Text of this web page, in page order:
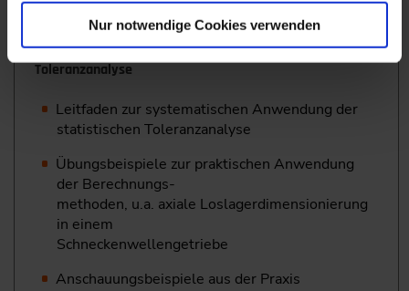
Nur notwendige Cookies verwenden
Praktische Anwendung der statistischen
Toleranzanalyse
Leitfaden zur systematischen Anwendung der
statistischen Toleranzanalyse
Übungsbeispiele zur praktischen Anwendung
der Berechnungs-
methoden, u.a. axiale Loslagerdimensionierung
in einem
Schneckenwellengetriebe
Anschauungsbeispiele aus der Praxis